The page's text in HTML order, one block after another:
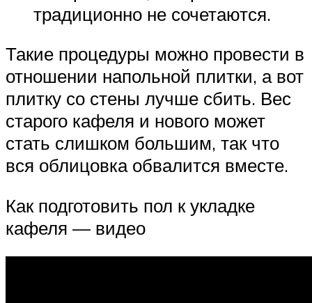
традиционно не сочетаются.
Такие процедуры можно провести в
отношении напольной плитки, а вот
плитку со стены лучше сбить. Вес
старого кафеля и нового может
стать слишком большим, так что
вся облицовка обвалится вместе.
Как подготовить пол к укладке
кафеля — видео